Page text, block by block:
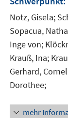
Notz, Gisela;
Sopacua,
Inge von;
Krauß, Ina;
Gerhard,
Dorothee;
mehr